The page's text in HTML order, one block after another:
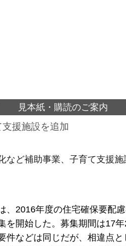
見本紙・購読のご案内
援施設を追加
など補助事業、子育て支援施
、2016年度の住宅確保要配
を開始した。募集期間は17年
件などは同じだが、相違点